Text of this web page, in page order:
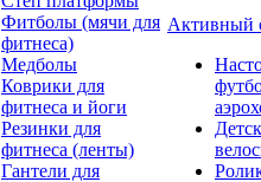
Фитболы (мячи для
фитнеса)
Медболы
Коврики для
фитнеса и йоги
Резинки для
фитнеса (ленты)
Гантели для
Активный